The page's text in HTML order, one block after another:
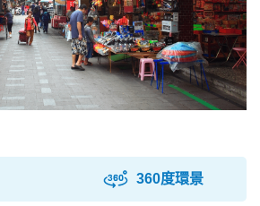
360度環景